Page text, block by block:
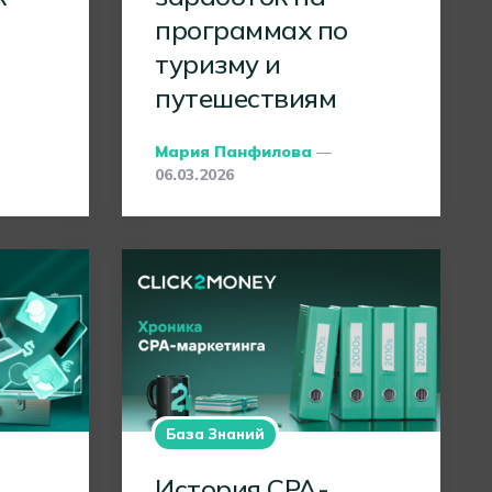
программах по
туризму и
путешествиям
Posted
By
Мария Панфилова
06.03.2026
База Знаний